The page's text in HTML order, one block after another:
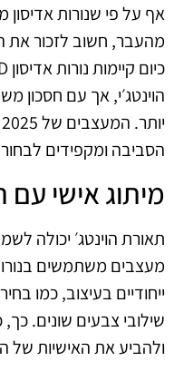
אף על פי שנורות אדיסון
מהעבר, חשוב לזכור את
הוינטג׳י, אך עם חסכון
הסביבה ומקפידים לבחור
מיתוג אישי עם
תאורת הוינטג׳ יכולה
מעצבים משתמשים
ייחודיים בעיצוב, כמו
שילובי צבעים שונים. כך,
ולהביע את האישיות של